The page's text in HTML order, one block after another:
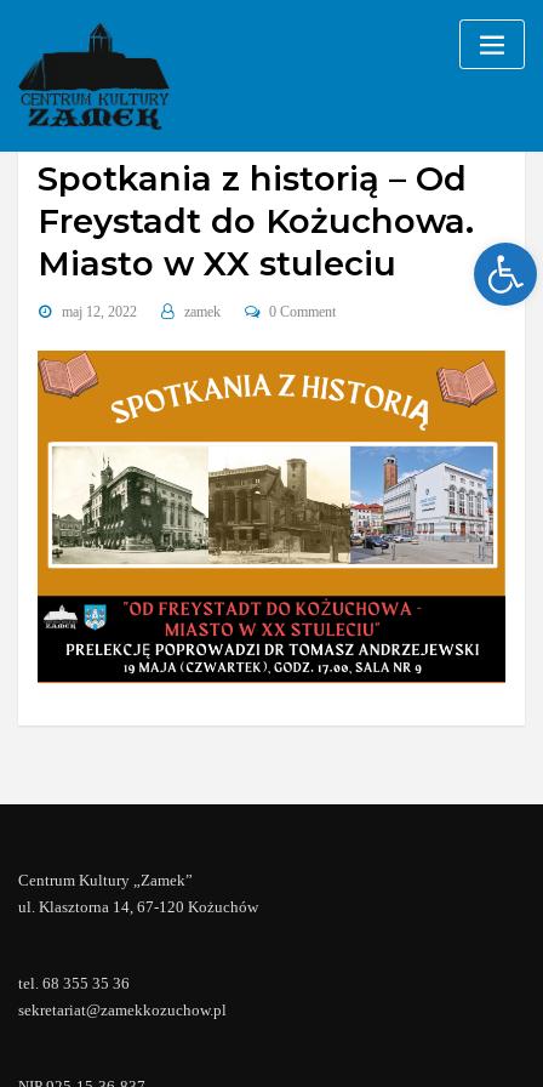
content
Bez kategorii
Spotkania z historią – Od
Freystadt do Kożuchowa.
Miasto w XX stuleciu
maj 12, 2022 zamek 0 Comment
Centrum Kultury „Zamek”
ul. Klasztorna 14, 67-120 Kożuchów
tel. 68 355 35 36
sekretariat@zamekkozuchow.pl